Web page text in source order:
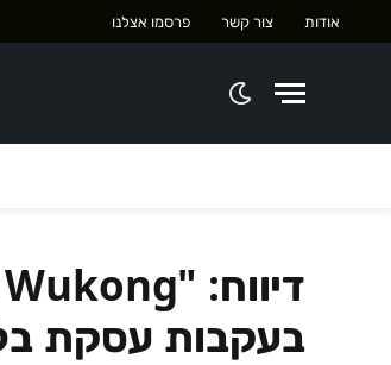
אודות צור קשר פרסמו אצלנו
בעקבות עסקת